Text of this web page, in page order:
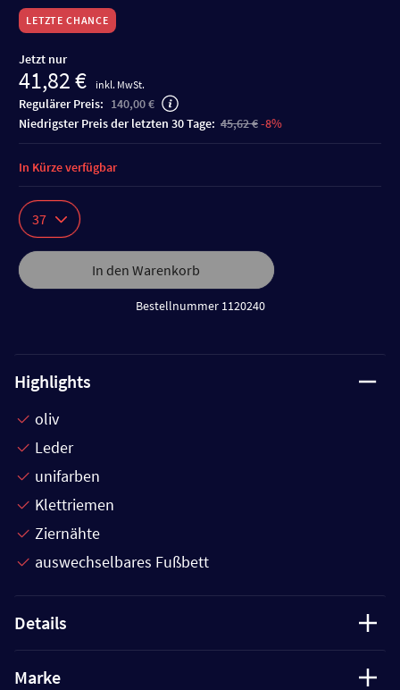
LETZTE CHANCE
Jetzt nur
41,82 € inkl. MwSt.
Regulärer Preis: 140,00 €
niedrigster Preis der letzten 30 Tage: 45,62 €-8%
37
In den Warenkorb
Bestellnummer 1120240
In Kürze verfügbar
Highlights
oliv
Leder
unifarben
Klettriemen
Ziernähte
auswechselbares Fußbett
Details
Marke